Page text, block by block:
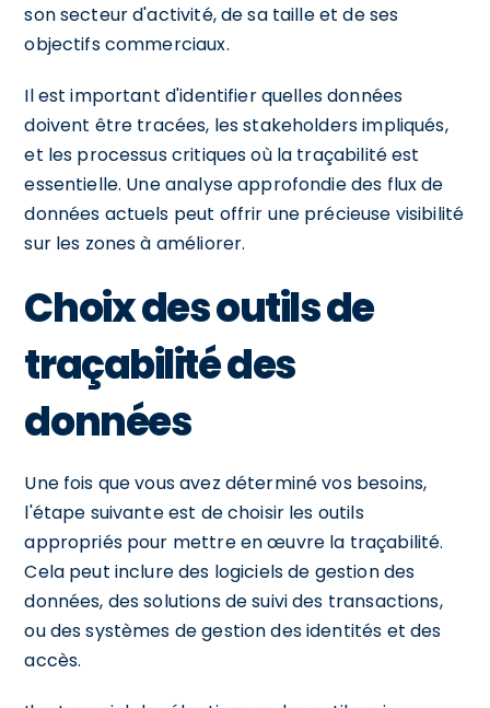
son secteur d'activité, de sa taille et de ses
objectifs commerciaux.
Il est important d'identifier quelles données
doivent être tracées, les stakeholders impliqués,
et les processus critiques où la traçabilité est
essentielle. Une analyse approfondie des flux de
données actuels peut offrir une précieuse visibilité
sur les zones à améliorer.
Choix des outils de
traçabilité des
données
Une fois que vous avez déterminé vos besoins,
l'étape suivante est de choisir les outils
appropriés pour mettre en œuvre la traçabilité.
Cela peut inclure des logiciels de gestion des
données, des solutions de suivi des transactions,
ou des systèmes de gestion des identités et des
accès.